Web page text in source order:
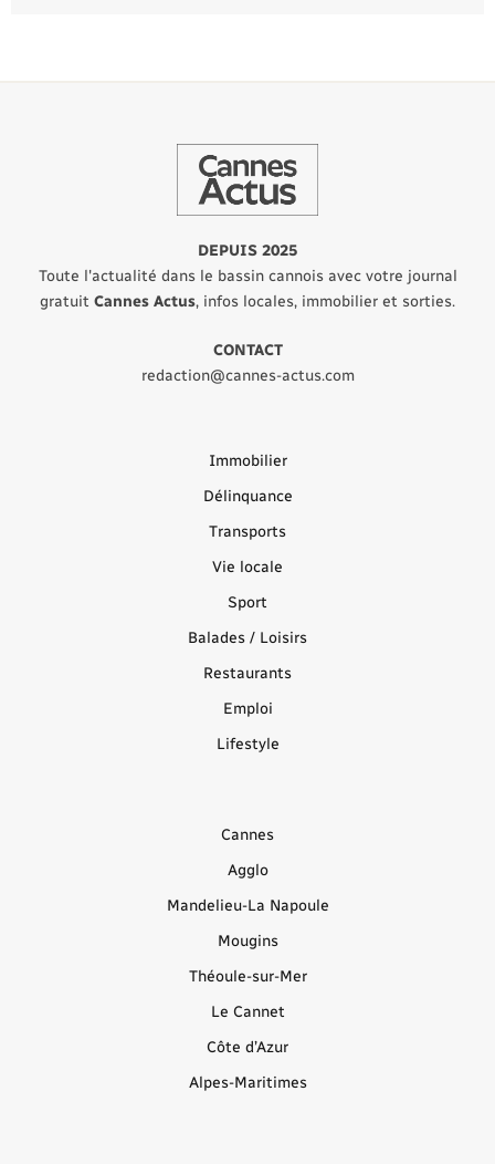
DEPUIS 2025
Toute l'actualité dans le bassin cannois avec votre journal
gratuit Cannes Actus, infos locales, immobilier et sorties.
CONTACT
redaction@cannes-actus.com
Immobilier
Délinquance
Transports
Vie locale
Sport
Balades / Loisirs
Restaurants
Emploi
Lifestyle
Cannes
Agglo
Mandelieu-La Napoule
Mougins
Théoule-sur-Mer
Le Cannet
Côte d’Azur
Alpes-Maritimes